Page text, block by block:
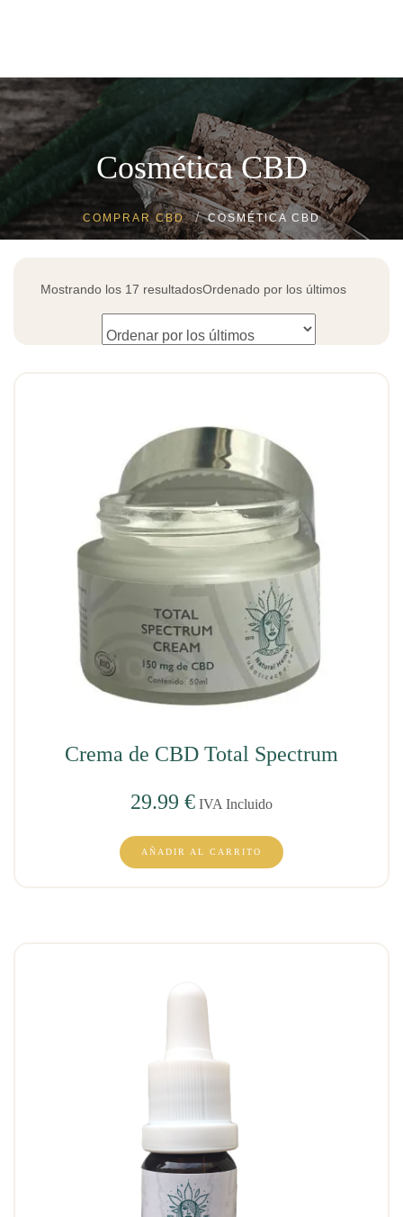
Flores CBD
Resina CBD
Aceite de CBD
Cosmética CBD
Ropa de cáñamo
Packs CBD
Cosmética CBD
COMPRAR CBD COSMÉTICA CBD
Mostrando los 17 resultadosOrdenado por los últimos
Crema de CBD Total Spectrum
29.99 € IVA Incluido
AÑADIR AL CARRITO